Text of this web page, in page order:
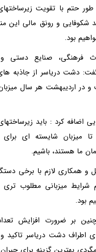
حتم با تقویت
شکوفایی و رونق مالی این
بود.
فرهنگی، صنایع دستی
دشت دریاسر از جاذبه
در اردیبهشت هر سال
اضافه کرد : باید
تا میزبان شایسته ای
ما هستند، باشیم.
و همکاری لازم با برخی
شرایط میزبانی مطلوب
بود.
بر ضرورت افزایش
اطراف دشت دریاسر تاکید